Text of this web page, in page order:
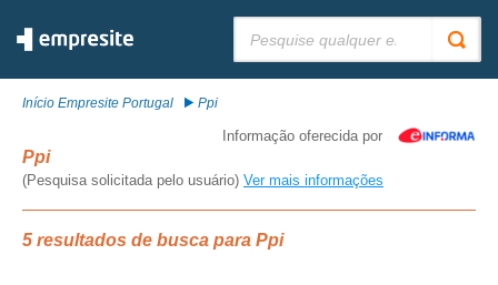
Início Empresite Portugal Ppi
Informação oferecida por
Ppi
(Pesquisa solicitada pelo usuário) Ver mais informações
5 resultados de busca para Ppi